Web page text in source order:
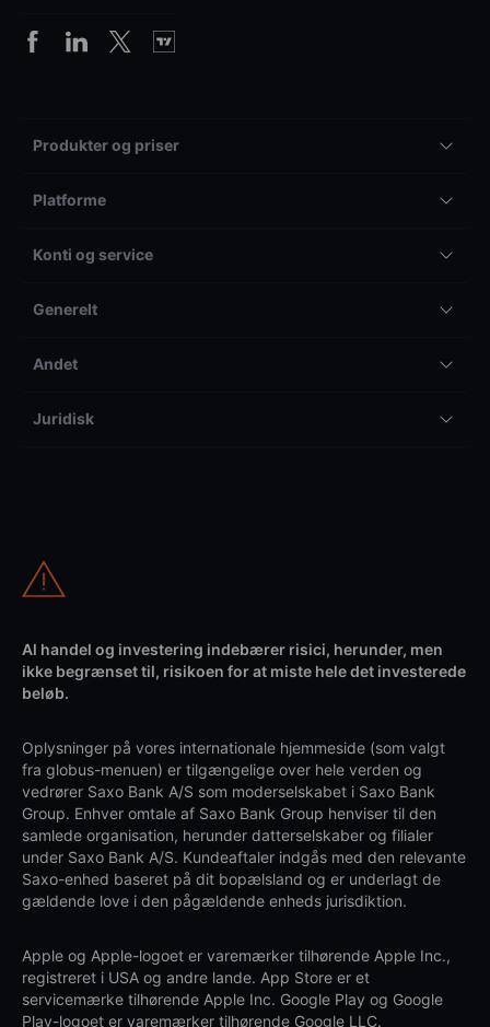
Produkter og priser
Platforme
Konti og service
Generelt
Andet
Juridisk
Al handel og investering indebærer risici, herunder, men
ikke begrænset til, risikoen for at miste hele det investerede
beløb.
Oplysninger på vores internationale hjemmeside (som valgt
fra globus-menuen) er tilgængelige over hele verden og
vedrører Saxo Bank A/S som moderselskabet i Saxo Bank
Group. Enhver omtale af Saxo Bank Group henviser til den
samlede organisation, herunder datterselskaber og filialer
under Saxo Bank A/S. Kundeaftaler indgås med den relevante
Saxo-enhed baseret på dit bopælsland og er underlagt de
gældende love i den pågældende enheds jurisdiktion.
Apple og Apple-logoet er varemærker tilhørende Apple Inc.,
registreret i USA og andre lande. App Store er et
servicemærke tilhørende Apple Inc. Google Play og Google
Play-logoet er varemærker tilhørende Google LLC.